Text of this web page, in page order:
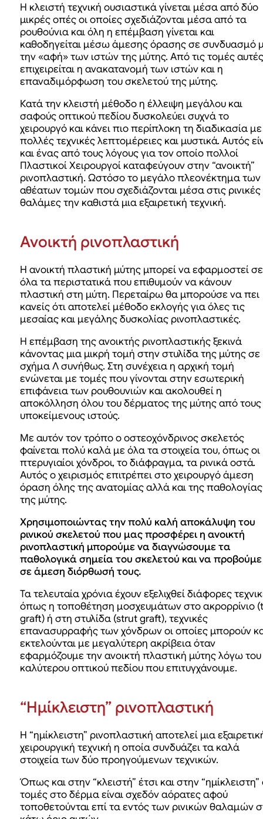
Η κλειστή τεχνική ουσιαστικά γίνεται μέσα από δύο
μικρές οπές οι οποίες σχεδιάζονται μέσα από τα
ρουθούνια και όλη η επέμβαση γίνεται και
καθοδηγείται μέσω άμεσης όρασης σε συνδυασμό
την «αφή» των ιστών της μύτης. Από τις τομές αυτές
επιχειρείται η ανακατανομή των ιστών και η
επαναδιμόρφωση του σκελετού της μύτης.
Κατά την κλειστή μέθοδο η έλλειψη μεγάλου και
σαφούς οπτικού πεδίου δυσκολεύει συχνά το
χειρουργό και κάνει πιο περίπλοκη τη διαδικασία με
πολλές τεχνικές λεπτομέρειες και μυστικά. Αυτός
και ένας από τους λόγους για τον οποίο πολλοί
Πλαστικοί Χειρουργοί καταφεύγουν στην “ανοικτή”
ρινοπλαστική. Ωστόσο το μεγάλο πλεονέκτημα των
αθέατων τομών που σχεδιάζονται μέσα στις ρινικές
θαλάμες την καθιστά μια εξαιρετική τεχνική.
Ανοικτή ρινοπλαστική
Η ανοικτή πλαστική μύτης μπορεί να εφαρμοστεί σε
όλα τα περιστατικά που επιθυμούν να κάνουν
πλαστική στη μύτη. Περεταίρω θα μπορούσε να πει
κανείς ότι αποτελεί μέθοδο εκλογής για όλες τις
μεσαίας και μεγάλης δυσκολίας ρινοπλαστικές.
Η επέμβαση της ανοικτής ρινοπλαστικής ξεκινά
κάνοντας μια μικρή τομή στην στυλίδα της μύτης σε
σχήμα Λ συνήθως. Στη συνέχεια η αρχική τομή
ενώνεται με τομές που γίνονται στην εσωτερική
επιφάνεια των ρουθουνιών και ακολουθεί η
αποκόλληση όλου του δέρματος της μύτης από τους
υποκείμενους ιστούς.
Με αυτόν τον τρόπο ο οστεοχόνδρινος σκελετός
φαίνεται πολύ καλά με όλα τα στοιχεία του, όπως οι
πτερυγιαίοι χόνδροι, το διάφραγμα, τα ρινικά οστά.
Αυτός ο χειρισμός επιτρέπει στο χειρουργό άμεση
όραση όλης της ανατομίας αλλά και της παθολογίας
της μύτης.
Χρησιμοποιώντας την πολύ καλή αποκάλυψη του
ρινικού σκελετού που μας προσφέρει η ανοικτή
ρινοπλαστική μπορούμε να διαγνώσουμε τα
παθολογικά σημεία του σκελετού και να προβούμε
σε άμεση διόρθωσή τους.
Τα τελευταία χρόνια έχουν εξελιχθεί διάφορες
όπως η τοποθέτηση μοσχευμάτων στο ακρορρίνιο
graft) ή στη στυλίδα (strut graft), τεχνικές
επανασυρραφής των χόνδρων οι οποίες μπορούν
εκτελούνται με μεγαλύτερη ακρίβεια όταν
εφαρμόζουμε την ανοικτή πλαστική μύτης λόγω του
καλύτερου οπτικού πεδίου που επιτυγχάνουμε.
“Ημίκλειστη” ρινοπλαστική
Η “ημίκλειστη” ρινοπλαστική αποτελεί μια
χειρουργική τεχνική η οποία συνδυάζει τα καλά
στοιχεία των δύο προηγούμενων τεχνικών.
Όπως και στην “κλειστή” έτσι και στην “ημίκλειστη”
τομές στο δέρμα είναι σχεδόν αόρατες αφού
τοποθετούνται επί τα εντός των ρινικών θαλαμών